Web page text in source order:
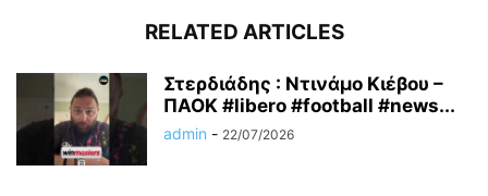
RELATED ARTICLES
Στερδιάδης : Ντινάμο Κιέβου –
ΠΑΟΚ #libero #football #news...
admin - 22/07/2026